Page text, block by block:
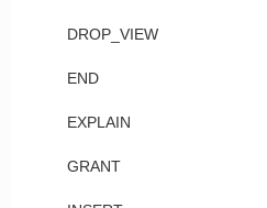
DROP_VIEW
END
EXPLAIN
GRANT